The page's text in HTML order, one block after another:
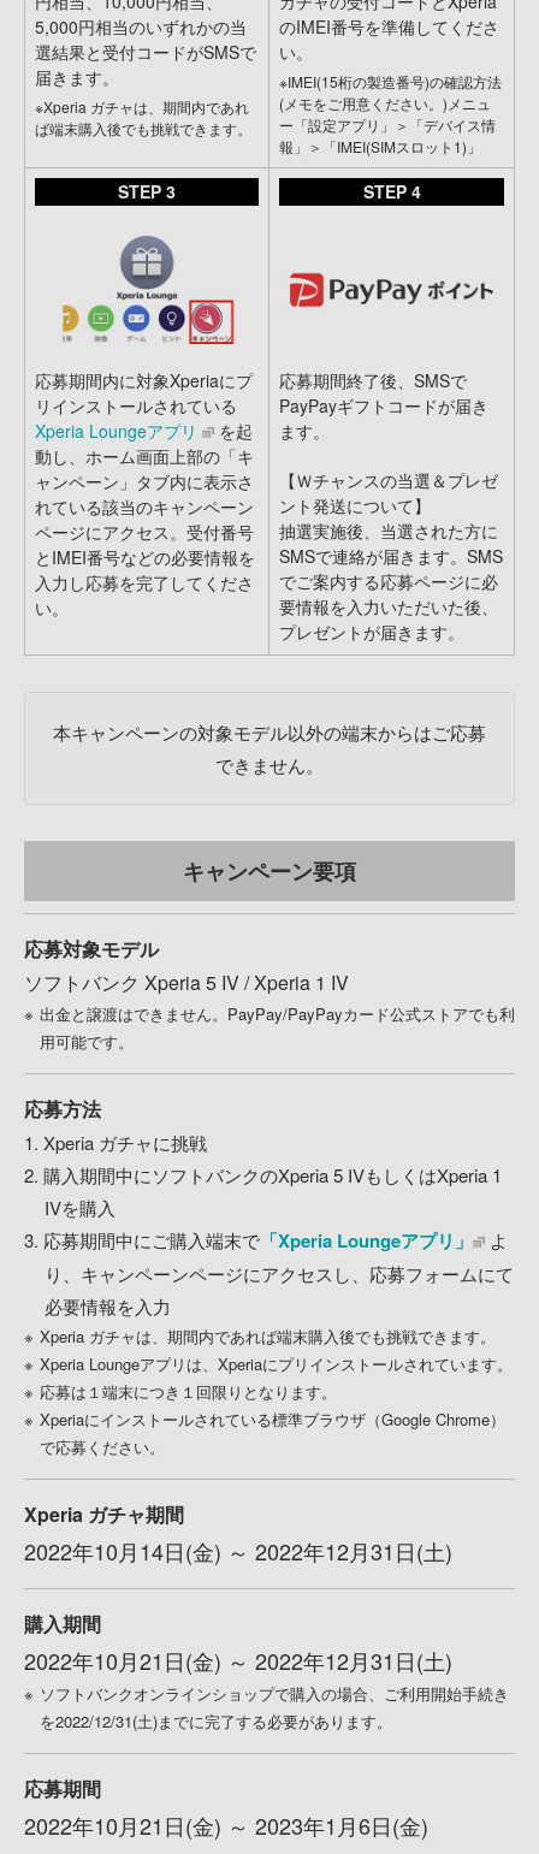
5,000円相当のいずれかの当
選結果と受付コードがSMSで
届きます。
※Xperia ガチャは、期間内であれ
ば端末購入後でも挑戦できます。
のIMEI番号を準備してくださ
い。
※IMEI(15桁の製造番号)の確認方法
(メモをご用意ください。)メニュ
ー「設定アプリ」＞「デバイス情
報」＞「IMEI(SIMスロット1)」
STEP 3
応募期間内に対象Xperiaにプ
リインストールされている
Xperia Loungeアプリ
を起
動し、ホーム画面上部の「キ
ャンペーン」タブ内に表示さ
れている該当のキャンペーン
ページにアクセス。受付番号
とIMEI番号などの必要情報を
入力し応募を完了してくださ
い。
STEP 4
応募期間終了後、SMSで
PayPayギフトコードが届き
ます。
【Ｗチャンスの当選＆プレゼ
ント発送について】
抽選実施後、当選された方に
SMSで連絡が届きます。SMS
でご案内する応募ページに必
要情報を入力いただいた後、
プレゼントが届きます。
本キャンペーンの対象モデル以外の端末からはご応募
できません。
キャンペーン要項
応募対象モデル
ソフトバンク Xperia 5 IV / Xperia 1 IV
出金と譲渡はできません。PayPay/PayPayカード公式ストアでも利
用可能です。
応募方法
1. Xperia ガチャに挑戦
2. 購入期間中にソフトバンクのXperia 5 IVもしくはXperia 1
IVを購入
3. 応募期間中にご購入端末で 「Xperia Loungeアプリ」
よ
り、キャンペーンページにアクセスし、応募フォームにて
必要情報を入力
Xperia ガチャは、期間内であれば端末購入後でも挑戦できます。
Xperia Loungeアプリは、Xperiaにプリインストールされています。
応募は１端末につき１回限りとなります。
Xperiaにインストールされている標準ブラウザ（Google Chrome）
で応募ください。
Xperia ガチャ期間
2022年10月14日(金) ～ 2022年12月31日(土)
購入期間
2022年10月21日(金) ～ 2022年12月31日(土)
ソフトバンクオンラインショップで購入の場合、ご利用開始手続き
を2022/12/31(土)までに完了する必要があります。
応募期間
2022年10月21日(金) ～ 2023年1月6日(金)